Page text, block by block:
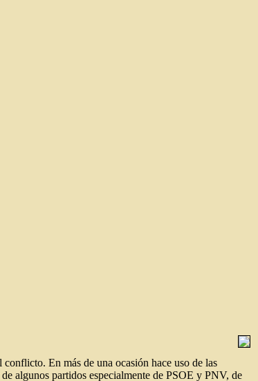
En más de una ocasión hace uso de las
algunos partidos ­especialmente de PSOE y PNV, de